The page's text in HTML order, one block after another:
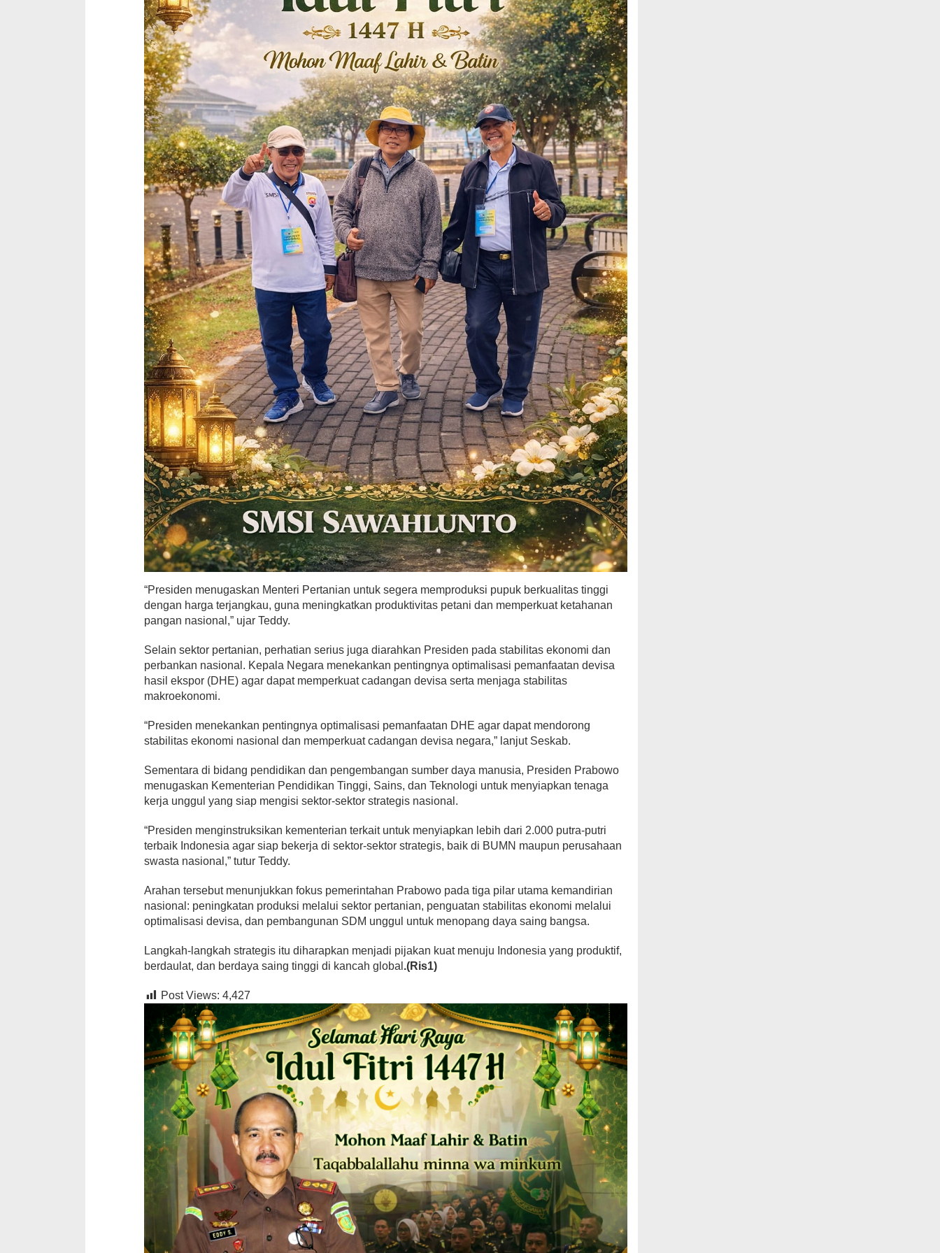
“Presiden menugaskan Menteri Pertanian untuk segera memproduksi pupuk berkualitas tinggi
dengan harga terjangkau, guna meningkatkan produktivitas petani dan memperkuat ketahanan
pangan nasional,” ujar Teddy.
Selain sektor pertanian, perhatian serius juga diarahkan Presiden pada stabilitas ekonomi dan
perbankan nasional. Kepala Negara menekankan pentingnya optimalisasi pemanfaatan devisa
hasil ekspor (DHE) agar dapat memperkuat cadangan devisa serta menjaga stabilitas
makroekonomi.
“Presiden menekankan pentingnya optimalisasi pemanfaatan DHE agar dapat mendorong
stabilitas ekonomi nasional dan memperkuat cadangan devisa negara,” lanjut Seskab.
Sementara di bidang pendidikan dan pengembangan sumber daya manusia, Presiden Prabowo
menugaskan Kementerian Pendidikan Tinggi, Sains, dan Teknologi untuk menyiapkan tenaga
kerja unggul yang siap mengisi sektor-sektor strategis nasional.
“Presiden menginstruksikan kementerian terkait untuk menyiapkan lebih dari 2.000 putra-putri
terbaik Indonesia agar siap bekerja di sektor-sektor strategis, baik di BUMN maupun perusahaan
swasta nasional,” tutur Teddy.
Arahan tersebut menunjukkan fokus pemerintahan Prabowo pada tiga pilar utama kemandirian
nasional: peningkatan produksi melalui sektor pertanian, penguatan stabilitas ekonomi melalui
optimalisasi devisa, dan pembangunan SDM unggul untuk menopang daya saing bangsa.
Langkah-langkah strategis itu diharapkan menjadi pijakan kuat menuju Indonesia yang produktif,
berdaulat, dan berdaya saing tinggi di kancah global .(Ris1)
Post Views: 4,427